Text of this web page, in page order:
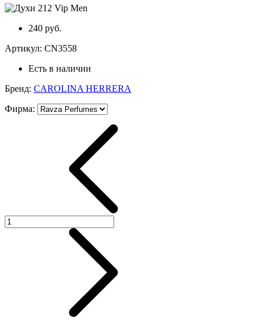
240 руб.
Артикул: CN3558
Есть в наличии
Бренд: CAROLINA HERRERA
Фирма: